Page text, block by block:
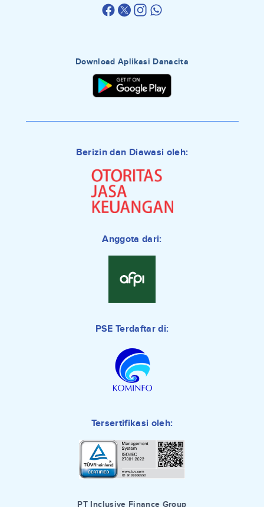
Download Aplikasi Danacita
Berizin dan Diawasi oleh:
Anggota dari:
PSE Terdaftar di:
Tersertifikasi oleh:
PT Inclusive Finance Group